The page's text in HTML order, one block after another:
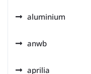
aluminium
anwb
aprilia